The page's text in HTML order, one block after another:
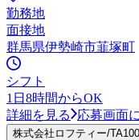
勤務地
面接地
群馬県伊勢崎市韮塚町
シフト
1日8時間からOK
詳細を見る
応募画面
株式会社ロフティー/